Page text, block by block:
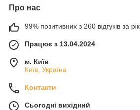
Про нас
99% позитивних з 260 відгуків за рік
Працює з 13.04.2024
м. Київ
Київ, Україна
Контакти
Сьогодні вихідний